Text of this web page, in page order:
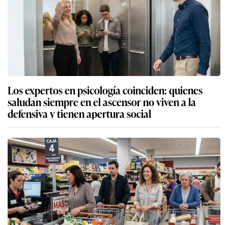
Los expertos en psicología coinciden: quienes
saludan siempre en el ascensor no viven a la
defensiva y tienen apertura social